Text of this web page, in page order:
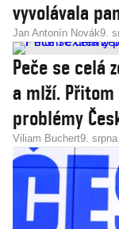
vyvolávala
Jan Antonín Novák9.
Peče se celá
a mlží.
problémy
Viliam Buchert9.